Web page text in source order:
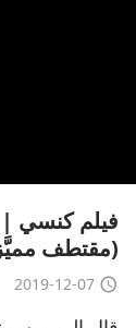
فيلم كنسي
(مقتطف
2019-12-07